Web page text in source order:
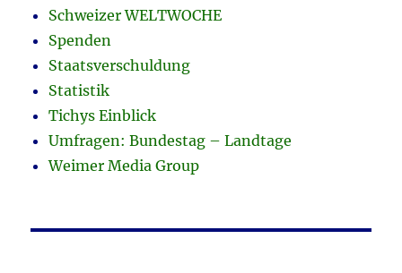
Schweizer WELTWOCHE
Spenden
Staatsverschuldung
Statistik
Tichys Einblick
Umfragen: Bundestag – Landtage
Weimer Media Group